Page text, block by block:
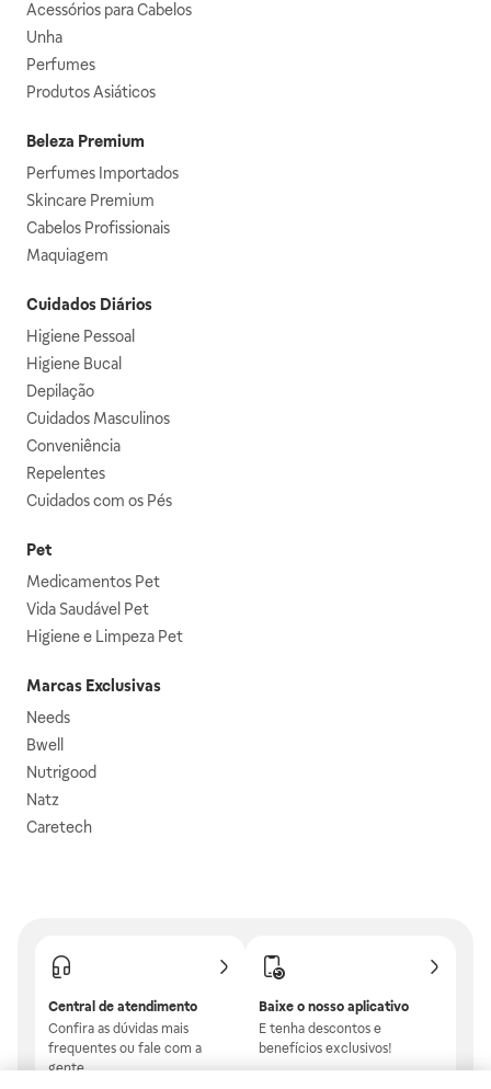
Acessórios para Cabelos
Unha
Perfumes
Produtos Asiáticos
Beleza Premium
Perfumes Importados
Skincare Premium
Cabelos Profissionais
Maquiagem
Cuidados Diários
Higiene Pessoal
Higiene Bucal
Depilação
Cuidados Masculinos
Conveniência
Repelentes
Cuidados com os Pés
Pet
Medicamentos Pet
Vida Saudável Pet
Higiene e Limpeza Pet
Marcas Exclusivas
Needs
Bwell
Nutrigood
Natz
Caretech
Central de atendimento
Confira as dúvidas mais
frequentes ou fale com a
gente.
Baixe o nosso aplicativo
E tenha descontos e
benefícios exclusivos!